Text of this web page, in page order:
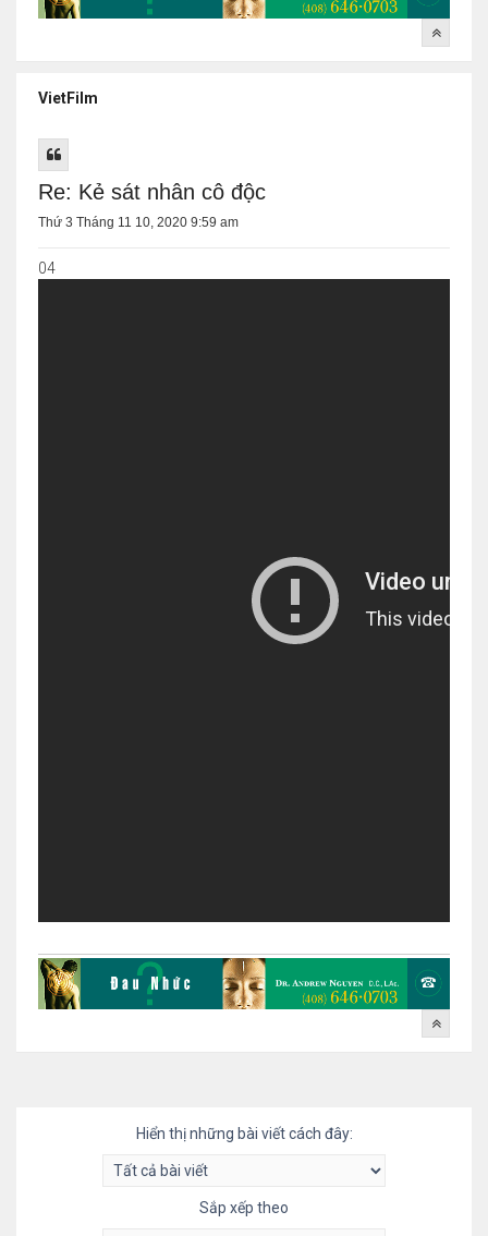
VietFilm
Re: Kẻ sát nhân cô độc
Thứ 3 Tháng 11 10, 2020 9:59 am
04
Hiển thị những bài viết cách đây:
Sắp xếp theo